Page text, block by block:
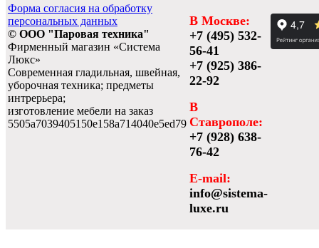
Форма согласия на обработку
персональных данных
© ООО "Паровая техника"
Фирменный магазин «Система
Люкс»
Современная гладильная, швейная,
уборочная техника; предметы
интрерьера;
изготовление мебели на заказ
5505a7039405150e158a714040e5ed79
В Москве:
+7 (495) 532-
56-41
+7 (925) 386-
22-92
В
Ставрополе:
+7 (928) 638-
76-42
E-mail:
info@sistema-
luxe.ru